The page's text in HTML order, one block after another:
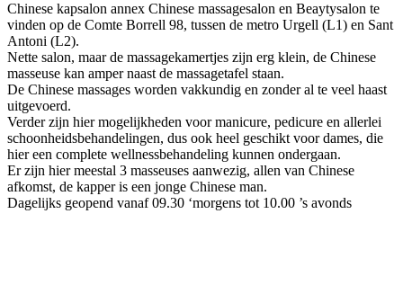
Chinese kapsalon annex Chinese massagesalon en Beaytysalon te
vinden op de Comte Borrell 98, tussen de metro Urgell (L1) en Sant
Antoni (L2).
Nette salon, maar de massagekamertjes zijn erg klein, de Chinese
masseuse kan amper naast de massagetafel staan.
De Chinese massages worden vakkundig en zonder al te veel haast
uitgevoerd.
Verder zijn hier mogelijkheden voor manicure, pedicure en allerlei
schoonheidsbehandelingen, dus ook heel geschikt voor dames, die
hier een complete wellnessbehandeling kunnen ondergaan.
Er zijn hier meestal 3 masseuses aanwezig, allen van Chinese
afkomst, de kapper is een jonge Chinese man.
Dagelijks geopend vanaf 09.30 ‘morgens tot 10.00 ’s avonds